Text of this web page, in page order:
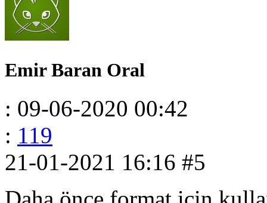
Emir Baran Oral
: 09-06-2020 00:42
: 119
21-01-2021 16:16 #5